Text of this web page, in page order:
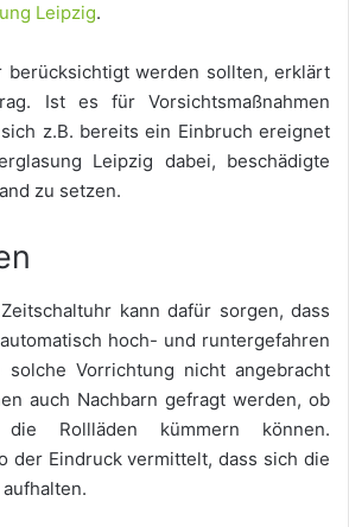
Leipzig.
berücksichtigt werden sollten, erklärt
Ist es für Vorsichtsmaßnahmen
z.B. bereits ein Einbruch ereignet
Leipzig dabei, beschädigte
zu setzen.
kann dafür sorgen, dass
hoch- und runtergefahren
Vorrichtung nicht angebracht
auch Nachbarn gefragt werden, ob
Rollläden kümmern können.
der Eindruck vermittelt, dass sich die